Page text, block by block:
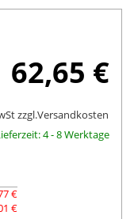
62,65 €
zzgl.Versandkosten
4 - 8 Werktage
€
€